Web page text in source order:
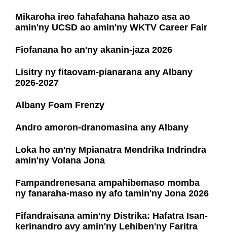
Mikaroha ireo fahafahana hahazo asa ao
amin'ny UCSD ao amin'ny WKTV Career Fair
Fiofanana ho an'ny akanin-jaza 2026
Lisitry ny fitaovam-pianarana any Albany
2026-2027
Albany Foam Frenzy
Andro amoron-dranomasina any Albany
Loka ho an'ny Mpianatra Mendrika Indrindra
amin'ny Volana Jona
Fampandrenesana ampahibemaso momba
ny fanaraha-maso ny afo tamin'ny Jona 2026
Fifandraisana amin'ny Distrika: Hafatra Isan-
kerinandro avy amin'ny Lehiben'ny Faritra